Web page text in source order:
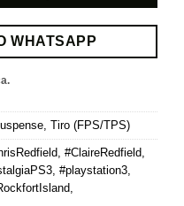
WHATSAPP
Tiro (FPS/TPS)
#ClaireRedfield
#playstation3